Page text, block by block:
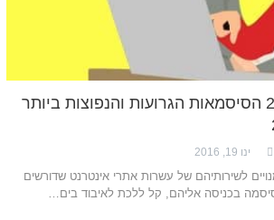
זו רשימת 25 הסיסמאות הגרועות והנפוצות ביותר
ינו 19, 2016
לשירותיהם של עשרות אתרי אינטרנט שדורשים
בכניסה אליהם, קל ללכת לאיבוד בים…